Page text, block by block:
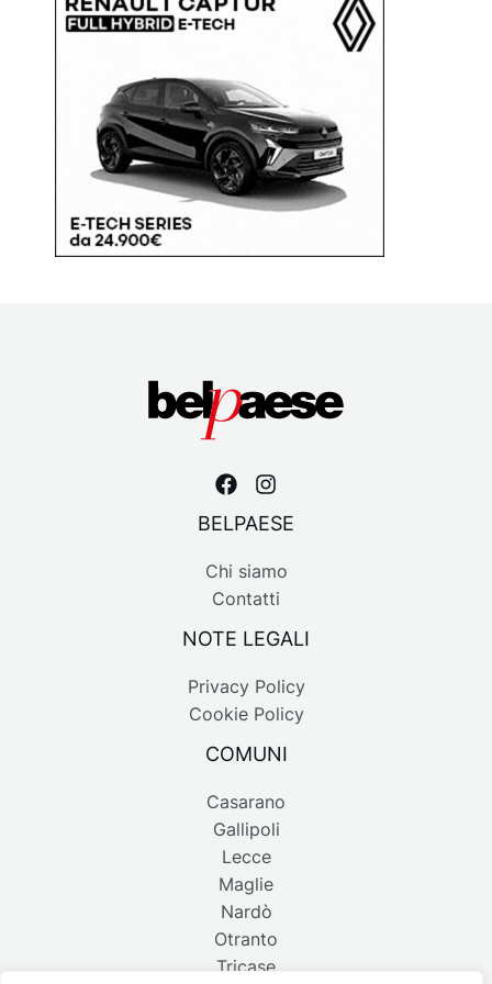
BELPAESE
Chi siamo
Contatti
NOTE LEGALI
Privacy Policy
Cookie Policy
COMUNI
Casarano
Gallipoli
Lecce
Maglie
Nardò
Otranto
Tricase